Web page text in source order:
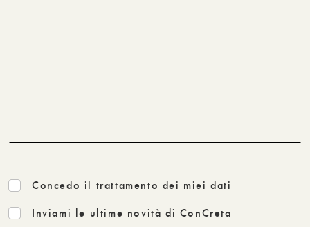
Concedo il trattamento dei miei dati
Inviami le ultime novità di ConCreta